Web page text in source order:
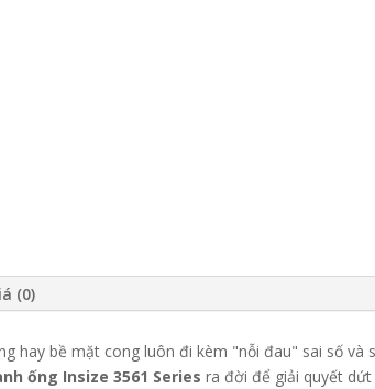
(0)
hay bề mặt cong luôn đi kèm "nỗi đau" sai số
ống Insize 3561 Series ra đời để giải quyết